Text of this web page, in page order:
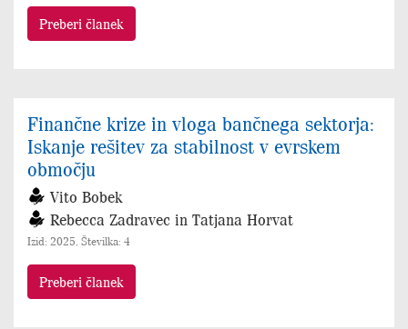
Preberi članek
Finančne krize in vloga bančnega sektorja:
Iskanje rešitev za stabilnost v evrskem
območju
Vito Bobek
Rebecca Zadravec in Tatjana Horvat
Izid: 2025, Številka: 4
Preberi članek